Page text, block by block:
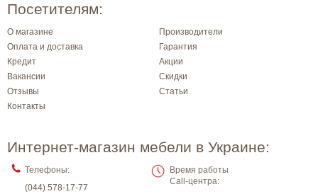
Посетителям:
О магазине
Производители
Оплата и доставка
Гарантия
Кредит
Акции
Вакансии
Скидки
Отзывы
Статьи
Контакты
Интернет-магазин мебели в Украине:
Телефоны:
(044) 578-17-77
Время работы
Call-центра: